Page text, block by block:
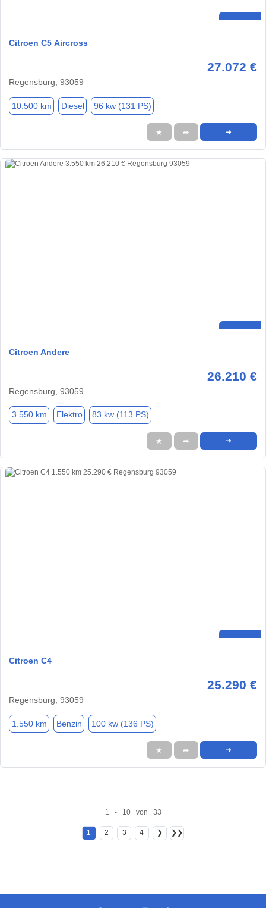
Citroen C5 Aircross
27.072 €
Regensburg, 93059
10.500 km Diesel 96 kw (131 PS)
★ ➦ ➜
Citroen Andere
26.210 €
Regensburg, 93059
3.550 km Elektro 83 kw (113 PS)
★ ➦ ➜
Citroen C4
25.290 €
Regensburg, 93059
1.550 km Benzin 100 kw (136 PS)
★ ➦ ➜
1 - 10 von 33
1 2 3 4 ❯ ❯❯